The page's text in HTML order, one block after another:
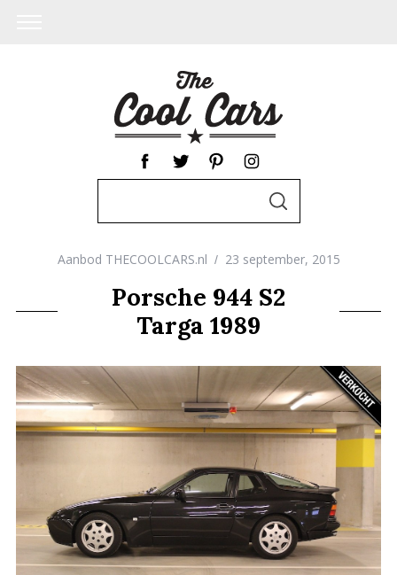
r
o
:
S
E
C
H
Aanbod THECOOLCARS.nl 23 september, 2015
Porsche 944 S2
Targa 1989